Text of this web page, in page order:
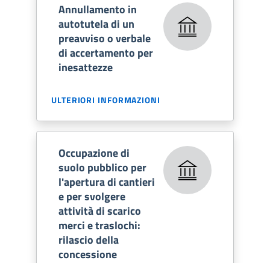
Annullamento in
autotutela di un
preavviso o verbale
di accertamento per
inesattezze
ULTERIORI INFORMAZIONI
Occupazione di
suolo pubblico per
l'apertura di cantieri
e per svolgere
attività di scarico
merci e traslochi:
rilascio della
concessione